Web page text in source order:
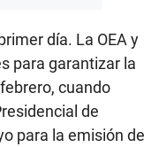
día. La OEA y
para garantizar la
cuando
de
para la emisión de